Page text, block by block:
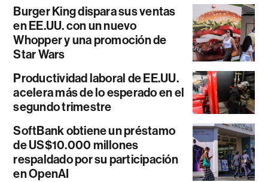
Burger King dispara sus ventas
en EE.UU. con un nuevo
Whopper y una promoción de
Star Wars
Productividad laboral de EE.UU.
acelera más de lo esperado en el
segundo trimestre
SoftBank obtiene un préstamo
de US$10.000 millones
respaldado por su participación
en OpenAI